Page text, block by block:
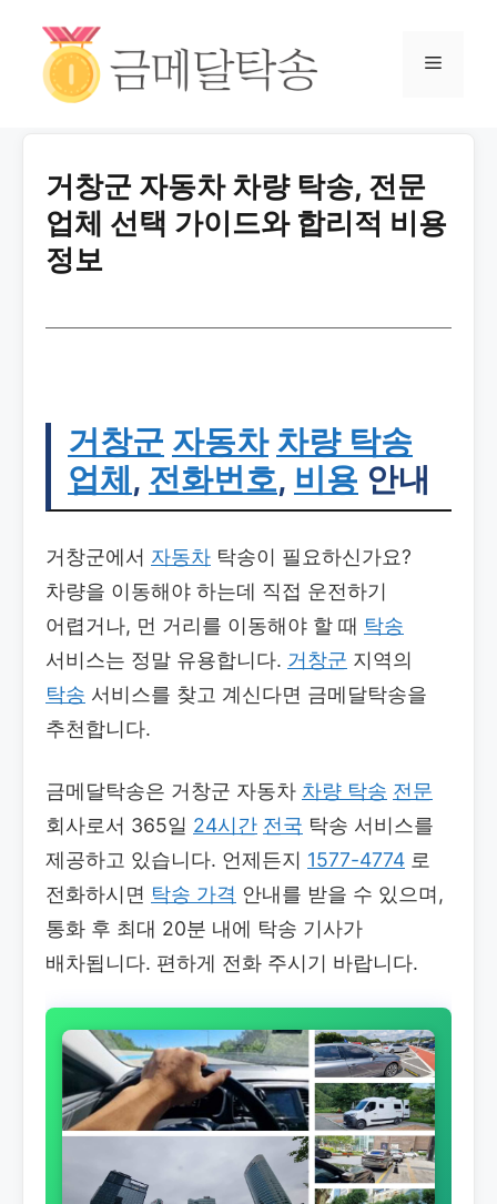
거창군 자동차 차량 탁송, 전문
업체 선택 가이드와 합리적 비용
정보
거창군 자동차 차량 탁송
업체 , 전화번호, 비용 안내
거창군에서 자동차 탁송이 필요하신가요?
차량을 이동해야 하는데 직접 운전하기
어렵거나, 먼 거리를 이동해야 할 때 탁송
서비스는 정말 유용합니다. 거창군 지역의
탁송 서비스를 찾고 계신다면 금메달탁송을
추천합니다.
금메달탁송은 거창군 자동차 차량 탁송 전문
회사로서 365일 24시간 전국 탁송 서비스를
제공하고 있습니다. 언제든지 1577-4774 로
전화하시면 탁송 가격 안내를 받을 수 있으며,
통화 후 최대 20분 내에 탁송 기사가
배차됩니다. 편하게 전화 주시기 바랍니다.